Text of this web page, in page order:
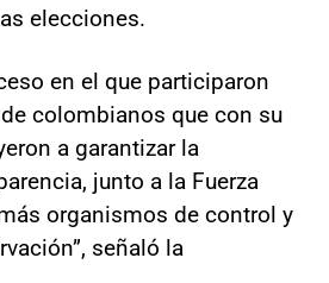
elecciones.
en el que participaron
colombianos que con su
a garantizar la
junto a la Fuerza
organismos de control y
señaló la